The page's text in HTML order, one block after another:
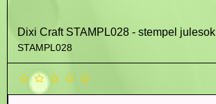
Dixi Craft STAMPL028 - stempel julesok
STAMPL028